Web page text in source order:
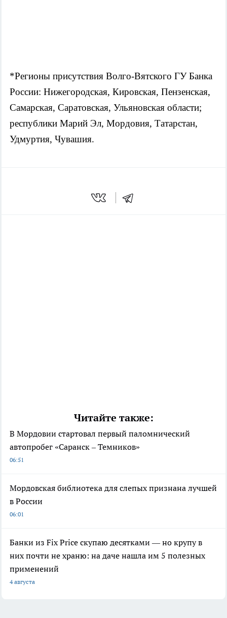
*Регионы присутствия Волго-Вятского ГУ Банка
России: Нижегородская, Кировская, Пензенская,
Самарская, Саратовская, Ульяновская области;
республики Марий Эл, Мордовия, Татарстан,
Удмуртия, Чувашия.
Читайте также:
В Мордовии стартовал первый паломнический
автопробег «Саранск – Темников»
06:51
Мордовская библиотека для слепых признана лучшей
в России
06:01
Банки из Fix Price скупаю десятками — но крупу в
них почти не храню: на даче нашла им 5 полезных
применений
4 августа